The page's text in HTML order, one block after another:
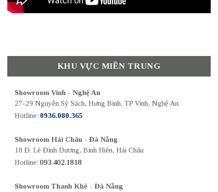
KHU VỰC MIỀN TRUNG
Showroom Vinh - Nghệ An
27-29 Nguyễn Sỹ Sách, Hưng Bình, TP Vinh, Nghệ An
Hotline: 0936.080.365
Showroom Hải Châu - Đà Nẵng
18 Đ. Lê Đình Dương, Bình Hiên, Hải Châu
Hotline: 093.402.1818
Showroom Thanh Khê - Đà Nẵng